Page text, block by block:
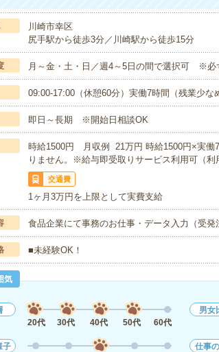
川崎市幸区
尻手駅から徒歩3分／川崎駅から徒歩15分
月～金・土・日／週4～5日の間で選択可 ※必
09:00-17:00（休憩60分）実働7時間（残業少な
即日～長期 ※開始日相談OK
時給1500円 月収例 21万円 時給1500円×実
りません。※給与即受取りサービス利用可（利
交通費
1ヶ月3万円を上限として実費支給
食品企業にて事務のお仕事・データ入力（受
■未経験OK！
気
20代
30代 40代 50代 60代
男女
子
仕事